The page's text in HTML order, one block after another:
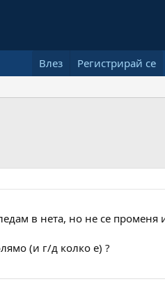
Влез Регистрирай се
в нета, но не се променя
(и г/д колко е) ?